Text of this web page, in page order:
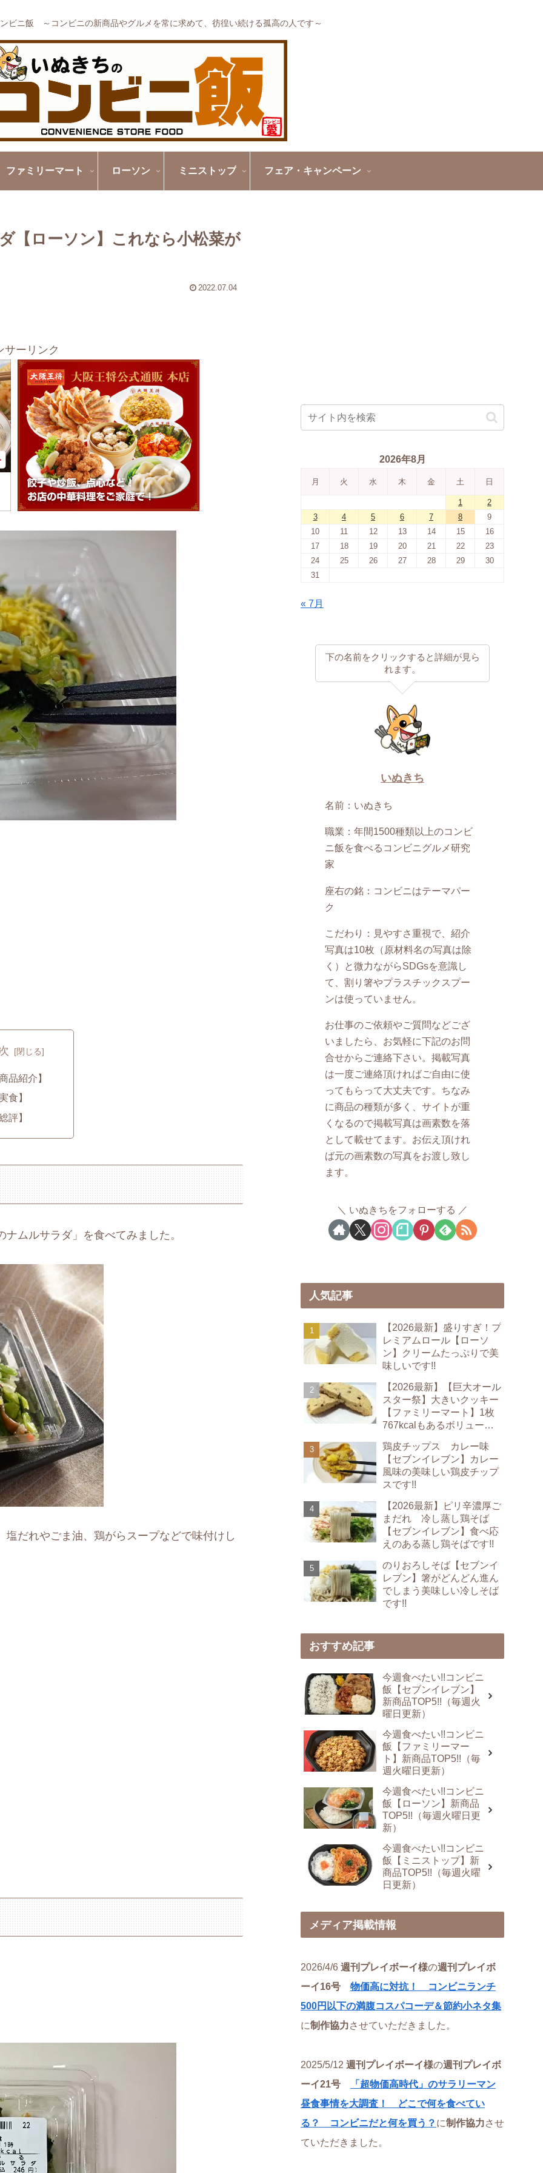
ビニ飯 ～コンビニの新商品やグルメを常に求めて、彷徨い続ける孤高の人です～
ファミリーマート ローソン ミニストップ フェア・キャンペーン
【ローソン】これなら小松菜が
2022.07.04
サーリンク
品紹介】
食】
評】
ムルサラダ」を食べてみました。
だれやごま油、鶏がらスープなどで味付けし
2026年8月
月 火 水 木 金 土 日
1
2
3
4 5 6 7 8
9
10
11 12 13 14 15
16
17
18 19 20 21 22
23
24
25 26 27 28 29
30
31
« 7月
下の名前をクリックすると詳細が見ら
れます。
いぬきち
名前：いぬきち
職業：年間1500種類以上のコンビ
ニ飯を食べるコンビニグルメ研究
家
座右の銘：コンビニはテーマパー
ク
こだわり：見やすさ重視で、紹介
写真は10枚（原材料名の写真は除
く）と微力ながらSDGsを意識し
て、割り箸やプラスチックスプー
ンは使っていません。
お仕事のご依頼やご質問などござ
いましたら、お気軽に下記のお問
合せからご連絡下さい。掲載写真
は一度ご連絡頂ければご自由に使
ってもらって大丈夫です。ちなみ
に商品の種類が多く、サイトが重
くなるので掲載写真は画素数を落
として載せてます。お伝え頂けれ
ば元の画素数の写真をお渡し致し
ます。
いぬきちをフォローする
人気記事
【2026最新】盛りすぎ！プ
レミアムロール【ローソ
ン】クリームたっぷりで美
味しいです!!
【2026最新】【巨大オール
スター祭】大きいクッキー
【ファミリーマート】1枚
767kcalもあるボリューム
鶏皮チップス カレー味
【セブンイレブン】カレー
風味の美味しい鶏皮チップ
スです!!
【2026最新】ピリ辛濃厚ご
まだれ 冷し蒸し鶏そば
【セブンイレブン】食べ応
えのある蒸し鶏そばです!!
のりおろしそば【セブンイ
レブン】箸がどんどん進ん
でしまう美味しい冷しそば
です!!
おすすめ記事
今週食べたい!!コンビニ
飯【セブンイレブン】
新商品TOP5!!（毎週火
曜日更新）
今週食べたい!!コンビニ
飯【ファミリーマー
ト】新商品TOP5!!（毎
週火曜日更新）
今週食べたい!!コンビニ
飯【ローソン】新商品
TOP5!!（毎週火曜日更
新）
今週食べたい!!コンビニ
飯【ミニストップ】新
商品TOP5!!（毎週火曜
日更新）
メディア掲載情報
2026/4/6 週刊プレイボーイ様の週刊プレイボ
ーイ16号 物価高に対抗！ コンビニランチ
500円以下の満腹コスパコーデ＆節約小ネタ集
に制作協力させていただきました。
2025/5/12 週刊プレイボーイ様の週刊プレイボ
ーイ21号
「超物価高時代」のサラリーマン
昼食事情を大調査！ どこで何を食べてい
る？ コンビニだと何を買う？ に制作協力させ
ていただきました。